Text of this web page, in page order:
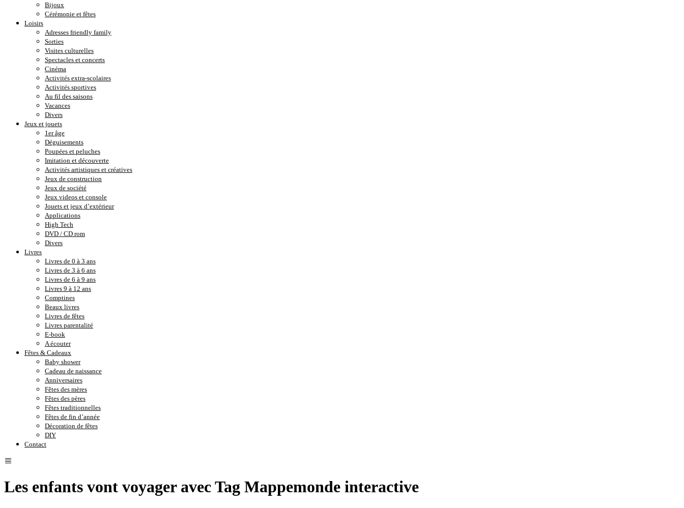
Bijoux
Cérémonie et fêtes
Loisirs
Adresses friendly family
Sorties
Visites culturelles
Spectacles et concerts
Cinéma
Activités extra-scolaires
Activités sportives
Au fil des saisons
Vacances
Divers
Jeux et jouets
1er âge
Déguisements
Poupées et peluches
Imitation et découverte
Activités artistiques et créatives
Jeux de construction
Jeux de société
Jeux videos et console
Jouets et jeux d’extérieur
Applications
High Tech
DVD / CD rom
Divers
Livres
Livres de 0 à 3 ans
Livres de 3 à 6 ans
Livres de 6 à 9 ans
Livres 9 à 12 ans
Comptines
Beaux livres
Livres de fêtes
Livres parentalité
E-book
A écouter
Fêtes & Cadeaux
Baby shower
Cadeau de naissance
Anniversaires
Fêtes des mères
Fêtes des pères
Fêtes traditionnelles
Fêtes de fin d’année
Décoration de fêtes
DIY
Contact
Les enfants vont voyager avec Tag Mappemonde interactive